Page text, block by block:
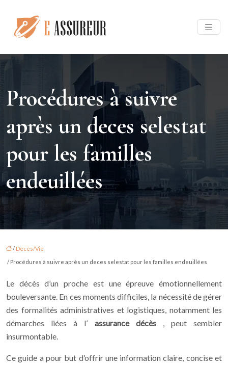
Procédures à suivre
après un deces selestat
pour les familles
endeuillées
/ Décès/Vie
/ Procédures à suivre après un deces selestat pour les familles endeuillées
Le décès d’un proche est une épreuve émotionnellement
bouleversante. En ces moments difficiles, la nécessité de gérer
des formalités administratives et logistiques, notamment les
démarches liées à l’ assurance décès , peut sembler
insurmontable.
Ce guide a pour but d’offrir une information claire, concise et